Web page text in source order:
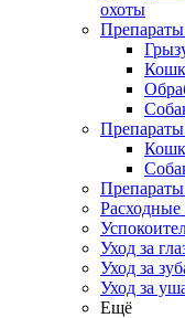
охоты
Уход за
Уход за
Уход за
Ещё